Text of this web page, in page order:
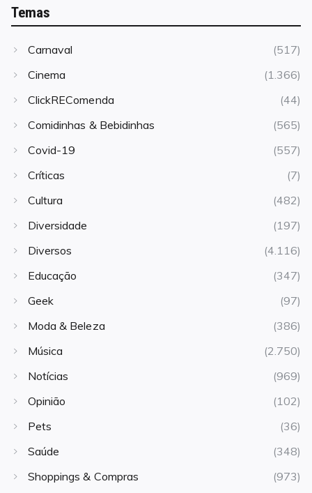
Temas
Carnaval
(517)
Cinema
(1.366)
ClickREComenda
(44)
Comidinhas & Bebidinhas
(565)
Covid-19
(557)
Críticas
(7)
Cultura
(482)
Diversidade
(197)
Diversos
(4.116)
Educação
(347)
Geek
(97)
Moda & Beleza
(386)
Música
(2.750)
Notícias
(969)
Opinião
(102)
Pets
(36)
Saúde
(348)
Shoppings & Compras
(973)